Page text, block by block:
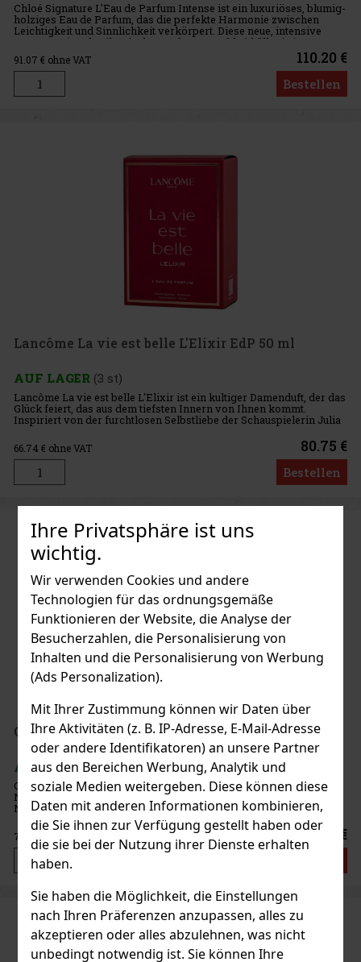
Ihre Privatsphäre ist uns
wichtig.
Wir verwenden Cookies und andere
Technologien für das ordnungsgemäße
Funktionieren der Website, die Analyse der
Besucherzahlen, die Personalisierung von
Inhalten und die Personalisierung von Werbung
(Ads Personalization).
Mit Ihrer Zustimmung können wir Daten über
Ihre Aktivitäten (z. B. IP-Adresse, E-Mail-Adresse
oder andere Identifikatoren) an unsere Partner
aus den Bereichen Werbung, Analytik und
soziale Medien weitergeben. Diese können diese
Daten mit anderen Informationen kombinieren,
die Sie ihnen zur Verfügung gestellt haben oder
die sie bei der Nutzung ihrer Dienste erhalten
haben.
Sie haben die Möglichkeit, die Einstellungen
nach Ihren Präferenzen anzupassen, alles zu
akzeptieren oder alles abzulehnen, was nicht
unbedingt notwendig ist. Sie können Ihre
Chloé Signature L'Eau de Parfum Intense ist ein luxuriöses, blumig-
holziges Eau de Parfum, das die perfekte Harmonie zwischen
Leichtigkeit und Sinnlichkeit verkörpert. Diese neue, intensive
Interpretation des ikonischen Duftes von Chloé hüllt Sie in
91.07 € ohne VAT 110.20 €
Bestellen
Lancôme La vie est belle L'Elixir EdP 50 ml
AUF LAGER (3 st)
Lancôme La vie est belle L'Elixir ist ein kultiger Damenduft, der das
Glück feiert, das aus dem tiefsten Innern von Ihnen kommt.
Inspiriert von der furchtlosen Selbstliebe der Schauspielerin Julia
Roberts, symbolisiert dieser Duft die Unabhängigkeit
66.74 € ohne VAT 80.75 €
Bestellen
Giorgio Armani Si Passione EdP Refill 100 ml
AUF LAGER(5 st)
Giorgio Armani Sì Passione Eau de Parfum ist jetzt auch als
Nachfüllflakon erhältlich und bietet eine kraftvolle
Neuinterpretation des klassischen Damendufts Sì. Von Giorgio
Armani als „unwiderstehliche Kombination aus Charme, Stärke und
Unabhängigke
73.02 € ohne VAT 88.35 €